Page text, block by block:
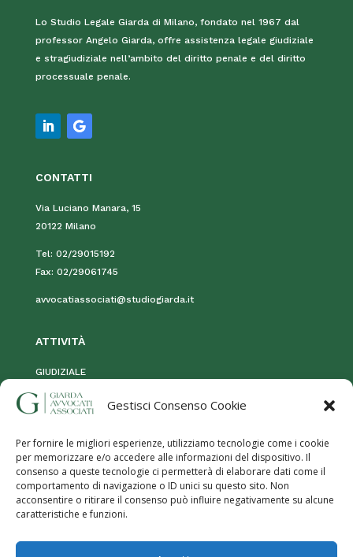
Gestisci Consenso Cookie
Per fornire le migliori esperienze, utilizziamo tecnologie come i cookie
per memorizzare e/o accedere alle informazioni del dispositivo. Il
consenso a queste tecnologie ci permetterà di elaborare dati come il
comportamento di navigazione o ID unici su questo sito. Non
acconsentire o ritirare il consenso può influire negativamente su alcune
caratteristiche e funzioni.
Lo Studio Legale Giarda di Milano, fondato nel 1967 dal
professor Angelo Giarda, offre assistenza legale giudiziale
e stragiudiziale nell’ambito del diritto penale e del diritto
processuale penale.
CONTATTI
Via Luciano Manara, 15
20122 Milano
Tel: 02/29015192
Fax: 02/29061745
avvocatiassociati@studiogiarda.it
ATTIVITÀ
GIUDIZIALE
STRAGIUDIZIALE